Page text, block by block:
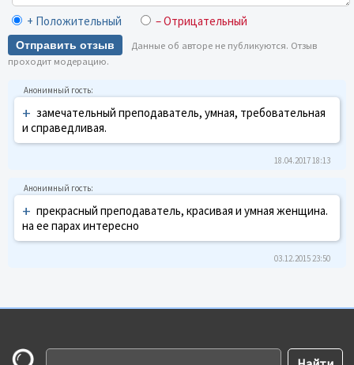
+ Положительный – Отрицательный
Отправить отзыв
Данные об авторе не публикуются. Отзыв
проходит модерацию.
+ замечательный преподаватель, умная, требовательная
и справедливая.
18.04.2017 18:13
+ прекрасный преподаватель, красивая и умная женщина.
на ее парах интересно
03.12.2015 23:50